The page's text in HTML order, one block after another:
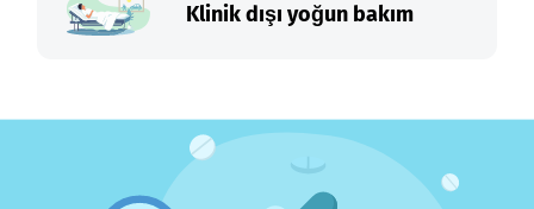
Klinik dışı yoğun bakım